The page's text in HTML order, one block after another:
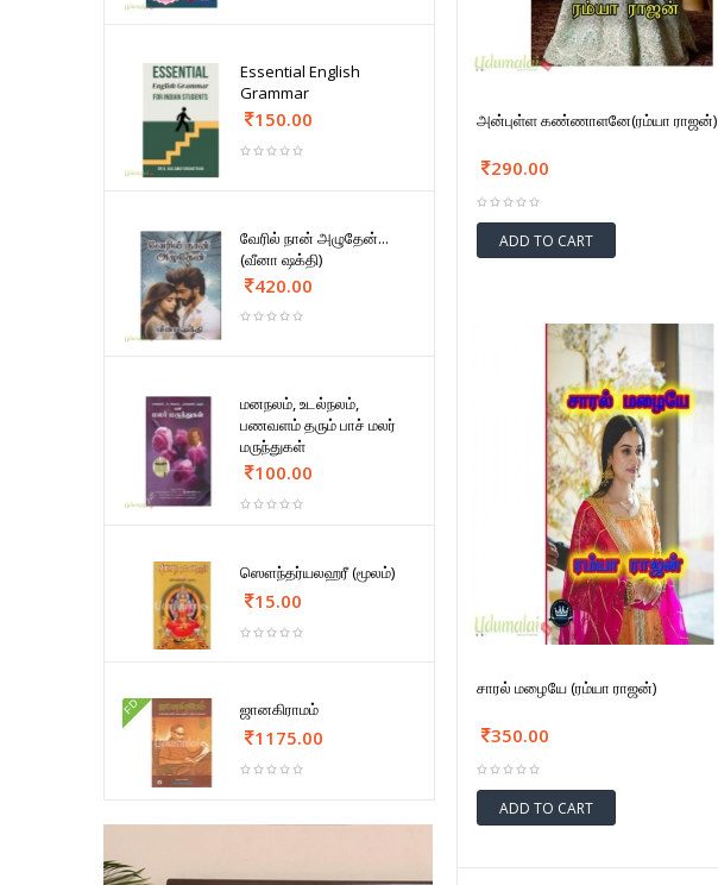
Essential English
Grammar
150.00
வேரில் நான் அழுதேன்...
(வீனா ஷக்தி)
420.00
மனநலம், உடல்நலம்,
பணவளம் தரும் பாச் மலர்
மருந்துகள்
100.00
ஸௌந்தர்யலஹரீ (மூலம்)
15.00
FD ஜானகிராமம்
1175.00
அன்புள்ள கண்ணாளனே(ரம்யா ராஜன்)
290.00
ADD TO CART
சாரல் மழையே (ரம்யா ராஜன்)
350.00
ADD TO CART